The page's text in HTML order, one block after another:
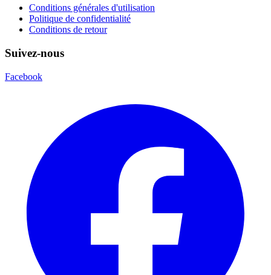
Conditions générales d'utilisation
Politique de confidentialité
Conditions de retour
Suivez-nous
Facebook